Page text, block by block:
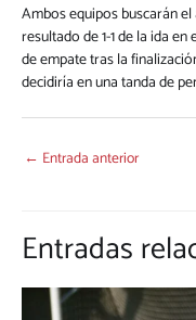
Ambos equipos buscarán
resultado de 1-1 de la ida
de empate tras la
decidiría en una tanda de
← Entrada anterior
Entradas